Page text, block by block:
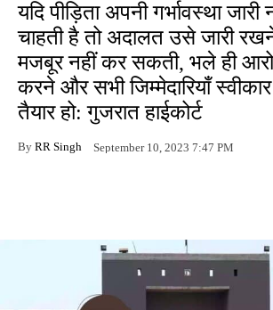
यदि पीड़िता अपनी गर्भावस्था जारी
चाहती है तो अदालत उसे जारी
मजबूर नहीं कर सकती, भले ही
करने और सभी जिम्मेदारियाँ
तैयार हो: गुजरात हाईकोर्ट
By RR Singh September 10, 2023 7:47 PM